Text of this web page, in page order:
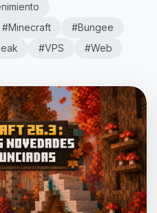
#Minecraft
#Bungee
#VPS #Web